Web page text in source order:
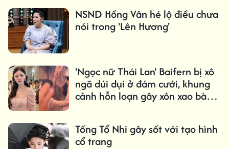
NSND Hồng Vân hé lộ điều chưa
nói trong 'Lên Hương'
'Ngọc nữ Thái Lan' Baifern bị xô
ngã dúi dụi ở đám cưới, khung
cảnh hỗn loạn gây xôn xao bàn
Tống Tổ Nhi gây sốt với tạo hình
cổ trang